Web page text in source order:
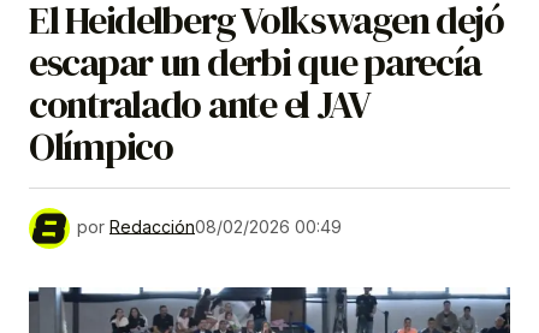
El Heidelberg Volkswagen dejó
escapar un derbi que parecía
contralado ante el JAV
Olímpico
por Redacción08/02/2026 00:49